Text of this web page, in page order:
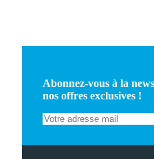
Abonnez-vous à la
nos offres exclusives !